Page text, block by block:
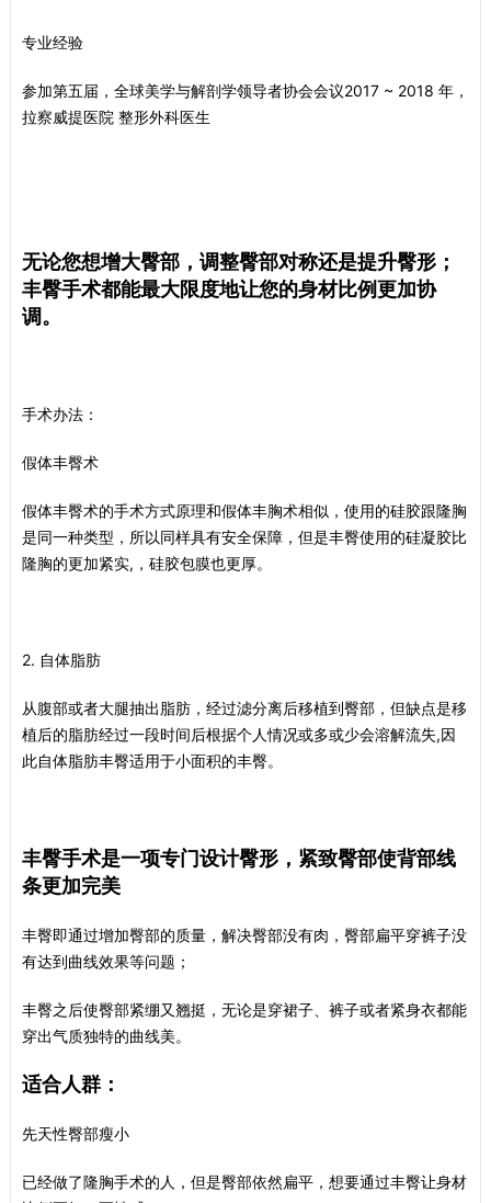
专业经验
参加第五届，全球美学与解剖学领导者协会会议 2017 ~ 2018 年，
拉察威提医院 整形外科医生
无论您想增大臀部，调整臀部对称还是提升臀形；
丰臀手术都能最大限度地让您的身材比例更加协
调。
手术办法：
假体丰臀术
假体丰臀术的手术方式原理和假体丰胸术相似，使用的硅胶跟隆胸
是同一种类型，所以同样具有安全保障，但是丰臀使用的硅凝胶比
隆胸的更加紧实,，硅胶包膜也更厚。
2. 自体脂肪
从腹部或者大腿抽出脂肪，经过滤分离后移植到臀部，但缺点是移
植后的脂肪经过一段时间后根据个人情况或多或少会溶解流失,因
此自体脂肪丰臀适用于小面积的丰臀。
丰臀手术是一项专门设计臀形，紧致臀部使背部线
条更加完美
丰臀即通过增加臀部的质量，解决臀部没有肉，臀部扁平穿裤子没
有达到曲线效果等问题；
丰臀之后使臀部紧绷又翘挺，无论是穿裙子、裤子或者紧身衣都能
穿出气质独特的曲线美。
适合人群：
先天性臀部瘦小
已经做了隆胸手术的人，但是臀部依然扁平，想要通过丰臀让身材